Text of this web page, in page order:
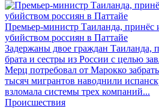
Премьер-министр Таиланда, принёс
убийством россиян в Паттайе
Задержаны двое граждан Таиланда,
брата и сестры из России с целью
Мерц потребовал от Марокко
тысяч мигрантов наводнили
взломала системы трех компаний...
Происшествия